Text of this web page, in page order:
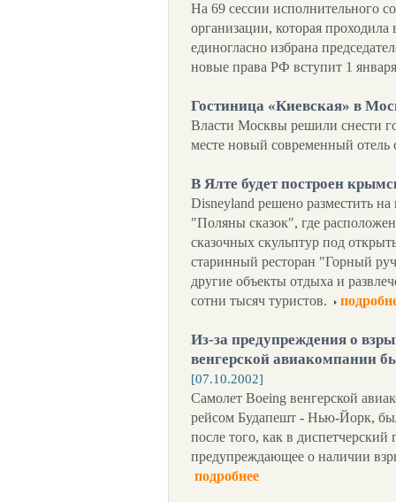
На 69 сессии исполнительного
организации, которая
единогласно избрана
новые права РФ вступит 1
Гостиница «Киевская» в
Власти Москвы решили снести
месте новый современный
В Ялте будет построен
Disneyland решено разместить
"Поляны сказок", где
сказочных скульптур под
старинный ресторан "Горный
другие объекты отдыха и
сотни тысяч туристов.
Из-за предупреждения о
венгерской авиакомпании
[07.10.2002]
Самолет Boeing венгерской
рейсом Будапешт - Нью-Йорк,
после того, как в
предупреждающее о наличии
подробнее